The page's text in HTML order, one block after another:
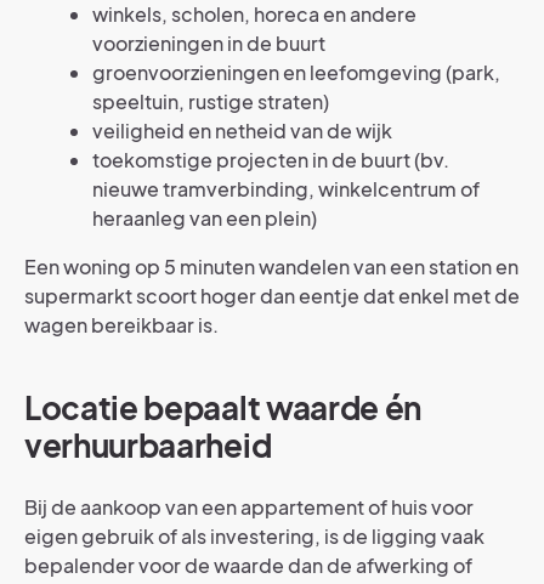
winkels, scholen, horeca en andere
voorzieningen in de buurt
groenvoorzieningen en leefomgeving (park,
speeltuin, rustige straten)
veiligheid en netheid van de wijk
toekomstige projecten in de buurt (bv.
nieuwe tramverbinding, winkelcentrum of
heraanleg van een plein)
Een woning op 5 minuten wandelen van een station en
supermarkt scoort hoger dan eentje dat enkel met de
wagen bereikbaar is.
Locatie bepaalt waarde én
verhuurbaarheid
Bij de aankoop van een appartement of huis voor
eigen gebruik of als investering, is de ligging vaak
bepalender voor de waarde dan de afwerking of